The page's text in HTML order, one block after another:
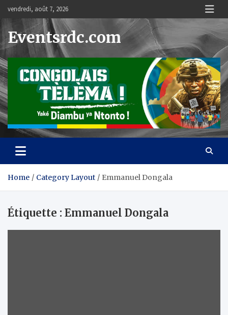
content
vendredi, août 7, 2026
Eventsrdc.com
Home Category Layout Emmanuel Dongala
Étiquette : Emmanuel Dongala